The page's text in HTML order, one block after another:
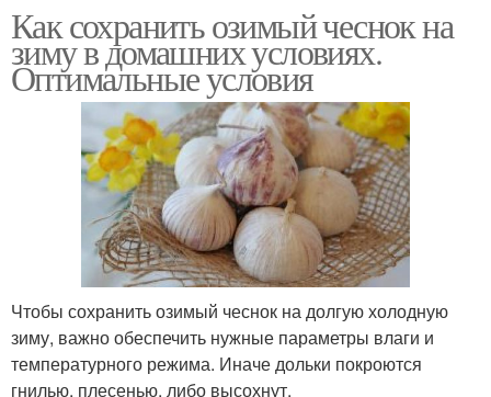
Как сохранить озимый чеснок на
зиму в домашних условиях.
Оптимальные условия
Чтобы сохранить озимый чеснок на долгую холодную
зиму, важно обеспечить нужные параметры влаги и
температурного режима. Иначе дольки покроются
гнилью, плесенью, либо высохнут.